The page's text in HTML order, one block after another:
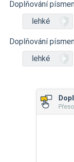
Doplňování
lehké
Doplňování
lehké